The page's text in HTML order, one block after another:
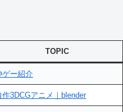
TOPIC
ゲー紹介
作3DCGアニメ｜blender